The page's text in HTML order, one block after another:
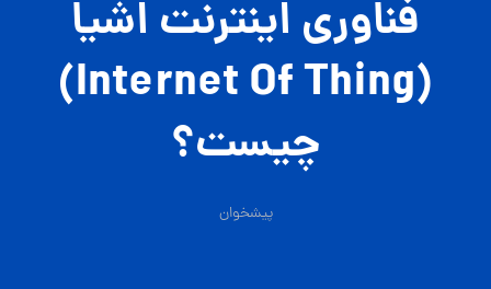
فناوری اینترنت اشیا
(Internet Of Thing)
چیست؟
پیشخوان